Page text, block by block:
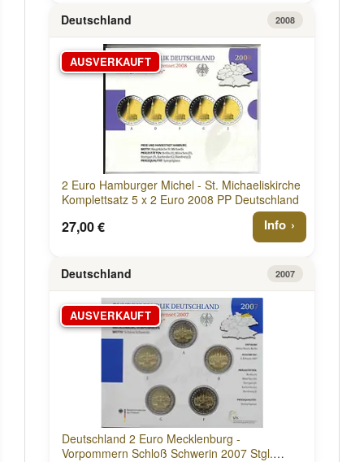
Deutschland 2008
AUSVERKAUFT
2 Euro Hamburger Michel - St. Michaeliskirche
Komplettsatz 5 x 2 Euro 2008 PP Deutschland
27,00 € Info
Deutschland 2007
AUSVERKAUFT
Deutschland 2 Euro Mecklenburg -
Vorpommern Schloß Schwerin 2007 Stgl.